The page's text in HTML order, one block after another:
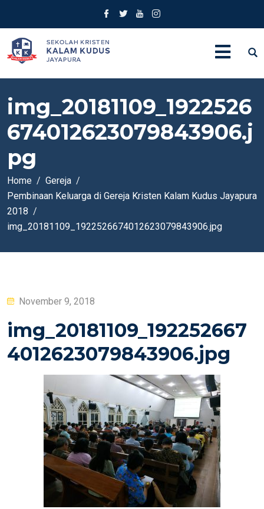
img_20181109_1922526
674012623079843906.j
pg
Home
Gereja
Pembinaan Keluarga di Gereja Kristen Kalam Kudus Jayapura
2018
img_20181109_1922526674012623079843906.jpg
Posted
November 9, 2018
img_20181109_192252667
4012623079843906.jpg